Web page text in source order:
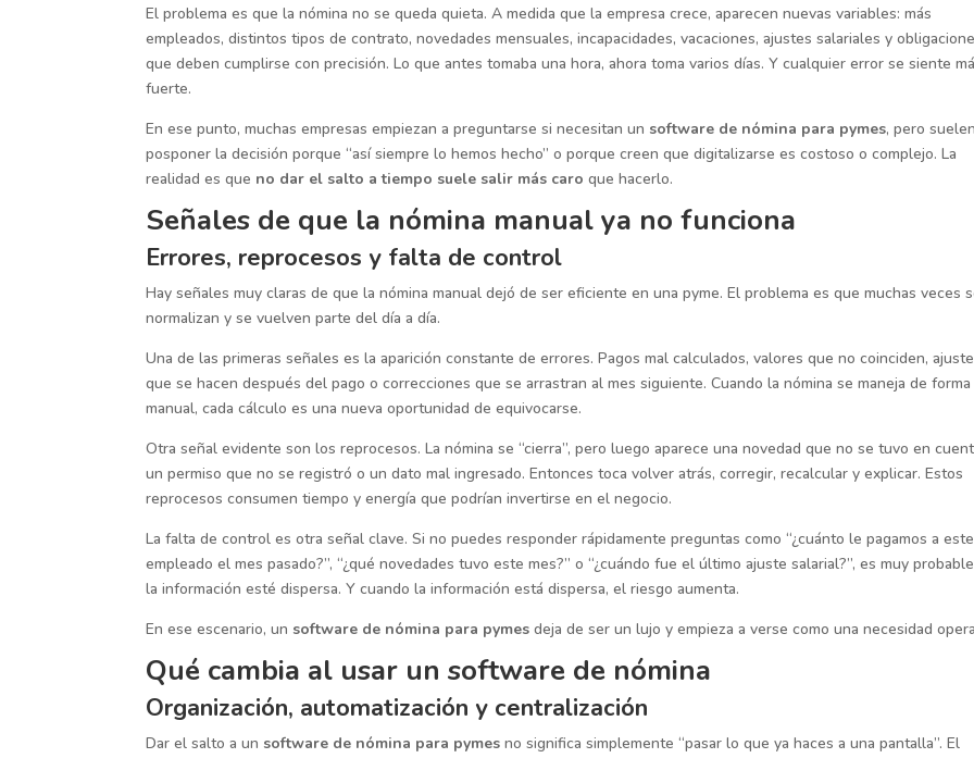
El problema es que la nómina no se queda quieta. A medida que la empresa crece, aparecen nuevas variables: más
empleados, distintos tipos de contrato, novedades mensuales, incapacidades, vacaciones, ajustes salariales y
que deben cumplirse con precisión. Lo que antes tomaba una hora, ahora toma varios días. Y cualquier error se siente
fuerte.
En ese punto, muchas empresas empiezan a preguntarse si necesitan un software de nómina para pymes, pero suelen
posponer la decisión porque “así siempre lo hemos hecho” o porque creen que digitalizarse es costoso o complejo. La
realidad es que no dar el salto a tiempo suele salir más caro que hacerlo.
Señales de que la nómina manual ya no funciona
Errores, reprocesos y falta de control
Hay señales muy claras de que la nómina manual dejó de ser eficiente en una pyme. El problema es que muchas veces
normalizan y se vuelven parte del día a día.
Una de las primeras señales es la aparición constante de errores. Pagos mal calculados, valores que no coinciden,
que se hacen después del pago o correcciones que se arrastran al mes siguiente. Cuando la nómina se maneja de forma
manual, cada cálculo es una nueva oportunidad de equivocarse.
Otra señal evidente son los reprocesos. La nómina se “cierra”, pero luego aparece una novedad que no se tuvo en
un permiso que no se registró o un dato mal ingresado. Entonces toca volver atrás, corregir, recalcular y explicar. Estos
reprocesos consumen tiempo y energía que podrían invertirse en el negocio.
La falta de control es otra señal clave. Si no puedes responder rápidamente preguntas como “¿cuánto le pagamos a este
empleado el mes pasado?”, “¿qué novedades tuvo este mes?” o “¿cuándo fue el último ajuste salarial?”, es muy
la información esté dispersa. Y cuando la información está dispersa, el riesgo aumenta.
En ese escenario, un software de nómina para pymes deja de ser un lujo y empieza a verse como una necesidad
Qué cambia al usar un software de nómina
Organización, automatización y centralización
Dar el salto a un software de nómina para pymes no significa simplemente “pasar lo que ya haces a una pantalla”. El